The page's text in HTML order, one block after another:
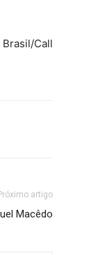
Call
artigo
Macêdo